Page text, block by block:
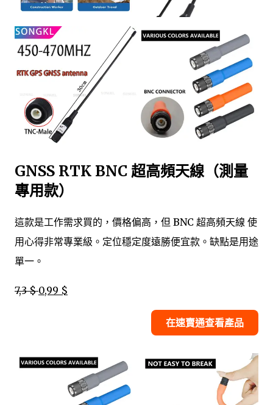
GNSS RTK BNC 超高頻天線（測量
專用款）
這款是工作需求買的，價格偏高，但 BNC 超高頻天線 使
用心得非常專業級。定位穩定度遠勝便宜款。缺點是用途
單一。
7,3 $ 0,99 $
在速賣通查看產品